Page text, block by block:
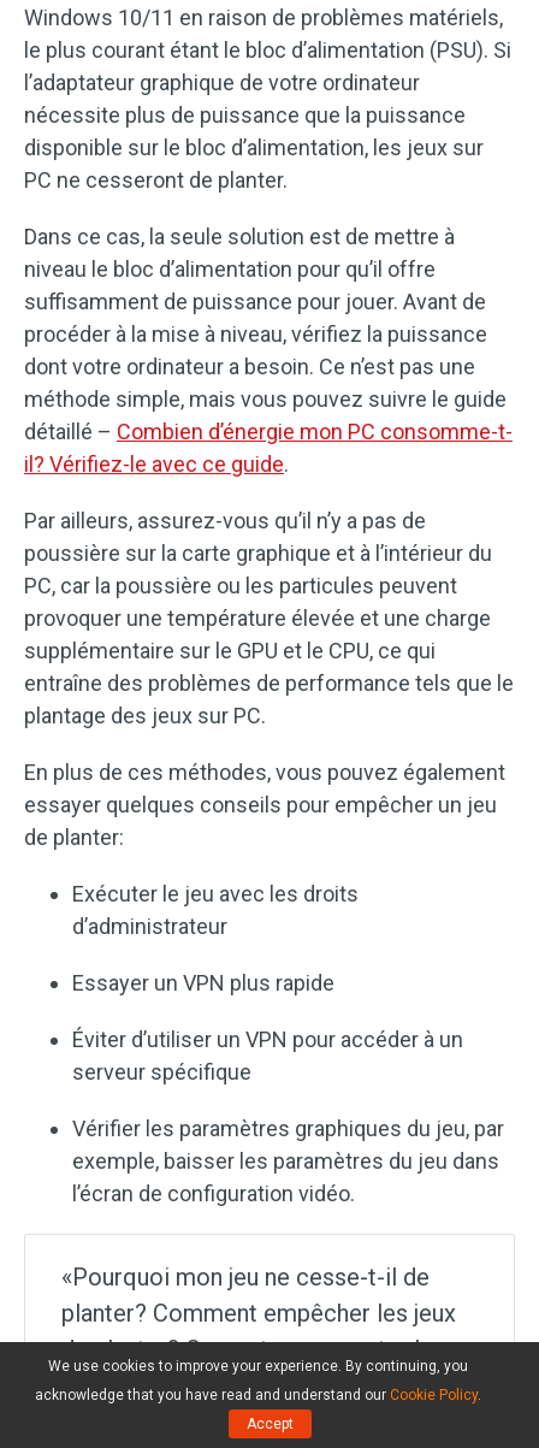
Windows 10/11 en raison de problèmes matériels,
le plus courant étant le bloc d’alimentation (PSU). Si
l’adaptateur graphique de votre ordinateur
nécessite plus de puissance que la puissance
disponible sur le bloc d’alimentation, les jeux sur
PC ne cesseront de planter.
Dans ce cas, la seule solution est de mettre à
niveau le bloc d’alimentation pour qu’il offre
suffisamment de puissance pour jouer. Avant de
procéder à la mise à niveau, vérifiez la puissance
dont votre ordinateur a besoin. Ce n’est pas une
méthode simple, mais vous pouvez suivre le guide
détaillé – Combien d’énergie mon PC consomme-t-
il? Vérifiez-le avec ce guide.
Par ailleurs, assurez-vous qu’il n’y a pas de
poussière sur la carte graphique et à l’intérieur du
PC, car la poussière ou les particules peuvent
provoquer une température élevée et une charge
supplémentaire sur le GPU et le CPU, ce qui
entraîne des problèmes de performance tels que le
plantage des jeux sur PC.
En plus de ces méthodes, vous pouvez également
essayer quelques conseils pour empêcher un jeu
de planter:
Exécuter le jeu avec les droits
d’administrateur
Essayer un VPN plus rapide
Éviter d’utiliser un VPN pour accéder à un
serveur spécifique
Vérifier les paramètres graphiques du jeu, par
exemple, baisser les paramètres du jeu dans
l’écran de configuration vidéo.
«Pourquoi mon jeu ne cesse-t-il de
planter? Comment empêcher les jeux
de planter? Ce post vous montre les
raisons et les solutions et vous pouvez
les partager avec ceux qui rencontrent
We use cookies to improve your experience. By continuing, you
acknowledge that you have read and understand our Cookie Policy.
Accept